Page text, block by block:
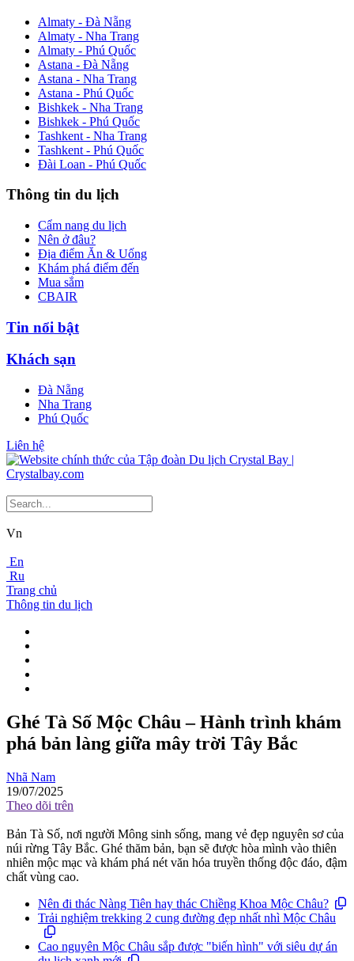
Almaty - Đà Nẵng
Almaty - Nha Trang
Almaty - Phú Quốc
Astana - Đà Nẵng
Astana - Nha Trang
Astana - Phú Quốc
Bishkek - Nha Trang
Bishkek - Phú Quốc
Tashkent - Nha Trang
Tashkent - Phú Quốc
Đài Loan - Phú Quốc
Thông tin du lịch
Cẩm nang du lịch
Nên ở đâu?
Địa điểm Ăn & Uống
Khám phá điểm đến
Mua sắm
CBAIR
Tin nổi bật
Khách sạn
Đà Nẵng
Nha Trang
Phú Quốc
Liên hệ
Vn
En
Ru
Trang chủ
Thông tin du lịch
Ghé Tà Số Mộc Châu – Hành trình khám
phá bản làng giữa mây trời Tây Bắc
Nhã Nam
19/07/2025
Theo dõi trên
Bản Tà Số, nơi người Mông sinh sống, mang vẻ đẹp nguyên sơ của
núi rừng Tây Bắc. Ghé thăm bản, bạn sẽ được hòa mình vào thiên
nhiên mộc mạc và khám phá nét văn hóa truyền thống độc đáo, đậm
chất vùng cao.
Nên đi thác Nàng Tiên hay thác Chiềng Khoa Mộc Châu?
Trải nghiệm trekking 2 cung đường đẹp nhất nhì Mộc Châu
Cao nguyên Mộc Châu sắp được "biến hình" với siêu dự án